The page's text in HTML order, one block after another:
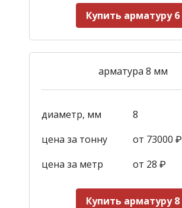
Купить арматуру 6
арматура 8 мм
диаметр, мм
8
цена за тонну
от 73000 ₽
цена за метр
от 28 ₽
Купить арматуру 8